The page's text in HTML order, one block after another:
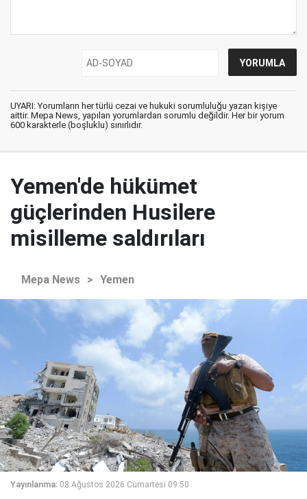
UYARI: Yorumların her türlü cezai ve hukuki sorumluluğu yazan kişiye
aittir. Mepa News, yapılan yorumlardan sorumlu değildir. Her bir yorum
600 karakterle (boşluklu) sınırlıdır.
Yemen'de hükümet
güçlerinden Husilere
misilleme saldırıları
Mepa News > Yemen
Yayınlanma: 08 Ağustos 2026 Cumartesi 09:50